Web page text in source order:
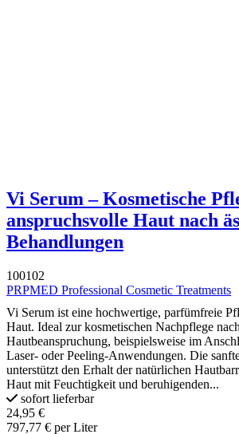
Vi Serum – Kosmetische
anspruchsvolle Haut nach
Behandlungen
100102
PRPMED Professional Cosmetic Treatments
Vi Serum ist eine hochwertige, parfümfreie
Haut. Ideal zur kosmetischen Nachpflege
Hautbeanspruchung, beispielsweise im
Laser- oder Peeling-Anwendungen. Die
unterstützt den Erhalt der natürlichen
Haut mit Feuchtigkeit und beruhigenden...
sofort lieferbar
24,95 €
797,77 € per Liter